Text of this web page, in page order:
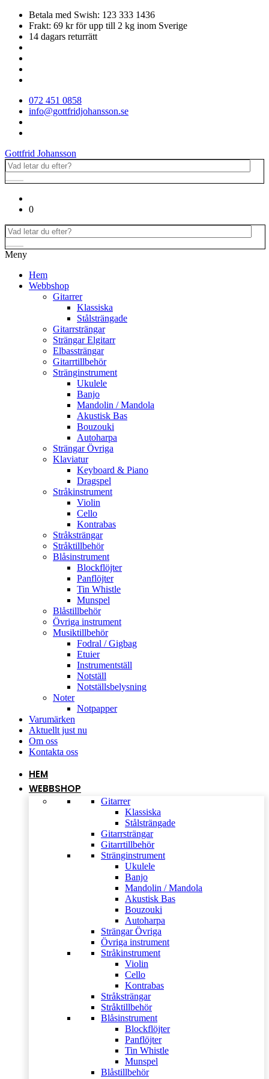
Betala med Swish: 123 333 1436
Frakt: 69 kr för upp till 2 kg inom Sverige
14 dagars returrätt
072 451 0858
info@gottfridjohansson.se
Gottfrid Johansson
0
Meny
Hem
Webbshop
Gitarrer
Klassiska
Stålsträngade
Gitarrsträngar
Strängar Elgitarr
Elbassträngar
Gitarrtillbehör
Stränginstrument
Ukulele
Banjo
Mandolin / Mandola
Akustisk Bas
Bouzouki
Autoharpa
Strängar Övriga
Klaviatur
Keyboard & Piano
Dragspel
Stråkinstrument
Violin
Cello
Kontrabas
Stråksträngar
Stråktillbehör
Blåsinstrument
Blockflöjter
Panflöjter
Tin Whistle
Munspel
Blåstillbehör
Övriga instrument
Musiktillbehör
Fodral / Gigbag
Etuier
Instrumentställ
Notställ
Notställsbelysning
Noter
Notpapper
Varumärken
Aktuellt just nu
Om oss
Kontakta oss
HEM
WEBBSHOP
Gitarrer
Klassiska
Stålsträngade
Gitarrsträngar
Gitarrtillbehör
Stränginstrument
Ukulele
Banjo
Mandolin / Mandola
Akustisk Bas
Bouzouki
Autoharpa
Strängar Övriga
Övriga instrument
Stråkinstrument
Violin
Cello
Kontrabas
Stråksträngar
Stråktillbehör
Blåsinstrument
Blockflöjter
Panflöjter
Tin Whistle
Munspel
Blåstillbehör